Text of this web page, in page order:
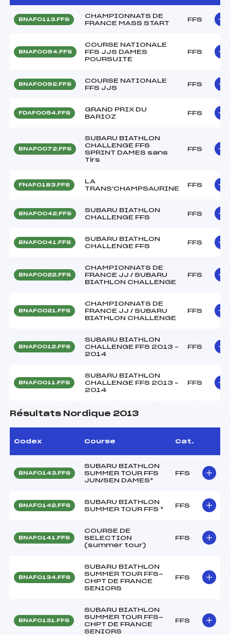
BNAF0113.FFS
CHAMPIONNATS DE
FRANCE MASS START
FFS
BNAF0094.FFS
COURSE NATIONALE
FFS JJS DAMES
POURSUITE
FFS
BNAF0092.FFS
COURSE NATIONALE
FFS JJS
FFS
FDAF0054.FFS
GRAND PRIX DU
BARIOZ
FFS
BNAF0072.FFS
SUBARU BIATHLON
CHALLENGE FFS
SPRINT DAMES sans
Tirs
FFS
FNAF0183.FFS
LA
TRANS'CHAMPSAURINE
FFS
BNAF0042.FFS
SUBARU BIATHLON
CHALLENGE FFS
FFS
BNAF0041.FFS
SUBARU BIATHLON
CHALLENGE FFS
FFS
BNAF0022.FFS
CHAMPIONNATS DE
FRANCE JJ / SUBARU
BIATHLON CHALLENGE
FFS
BNAF0021.FFS
CHAMPIONNATS DE
FRANCE JJ / SUBARU
BIATHLON CHALLENGE
FFS
BNAF0012.FFS
SUBARU BIATHLON
CHALLENGE FFS 2013 –
2014
FFS
BNAF0011.FFS
SUBARU BIATHLON
CHALLENGE FFS 2013 –
2014
FFS
Résultats Nordique 2013
Codex Course Cat.
BNAF0143.FFS
SUBARU BIATHLON
SUMMER TOUR FFS
JUN/SEN DAMES*
FFS
BNAF0142.FFS
SUBARU BIATHLON
SUMMER TOUR FFS *
FFS
BNAF0141.FFS
COURSE DE
SELECTION
(summer tour)
FFS
BNAF0134.FFS
SUBARU BIATHLON
SUMMER TOUR FFS-
CHPT DE FRANCE
SENIORS
FFS
BNAF0131.FFS
SUBARU BIATHLON
SUMMER TOUR FFS-
CHPT DE FRANCE
SENIORS
FFS